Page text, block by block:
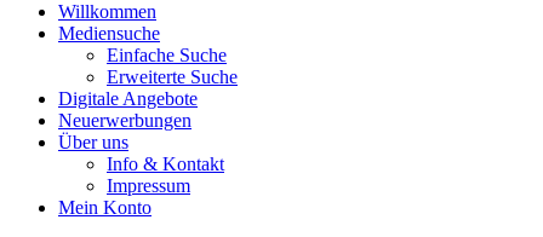
Willkommen
Mediensuche
Einfache Suche
Erweiterte Suche
Digitale Angebote
Neuerwerbungen
Über uns
Info & Kontakt
Impressum
Mein Konto